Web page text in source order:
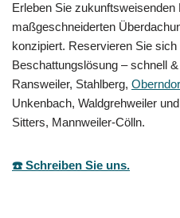
Erleben Sie zukunftsweisenden
maßgeschneiderten
konzipiert. Reservieren Sie
Beschattungslösung – schnell
Ransweiler, Stahlberg,
Unkenbach, Waldgrehweiler
Sitters, Mannweiler-Cölln.
☎️ Schreiben Sie uns.